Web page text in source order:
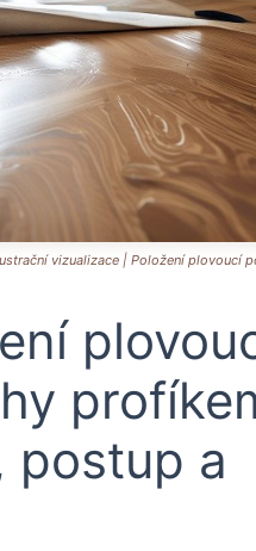
vizualizace | Položení plovoucí
postup a